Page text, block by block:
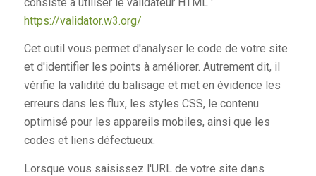
https://validator.w3.org/
Cet outil vous permet d'analyser le code de votre site
et d'identifier les points à améliorer. Autrement dit, il
vérifie la validité du balisage et met en évidence les
erreurs dans les flux, les styles CSS, le contenu
optimisé pour les appareils mobiles, ainsi que les
codes et liens défectueux.
Lorsque vous saisissez l'URL de votre site dans